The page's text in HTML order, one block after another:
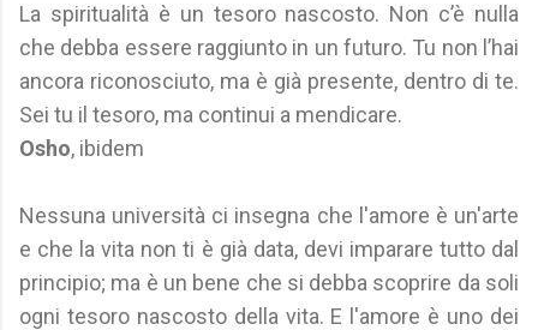
La spiritualità è un tesoro nascosto. Non c’è nulla
che debba essere raggiunto in un futuro. Tu non l’hai
ancora riconosciuto, ma è già presente, dentro di te.
Sei tu il tesoro, ma continui a mendicare.
Osho, ibidem
Nessuna università ci insegna che l'amore è un'arte
e che la vita non ti è già data, devi imparare tutto dal
principio; ma è un bene che si debba scoprire da soli
ogni tesoro nascosto della vita. E l'amore è uno dei